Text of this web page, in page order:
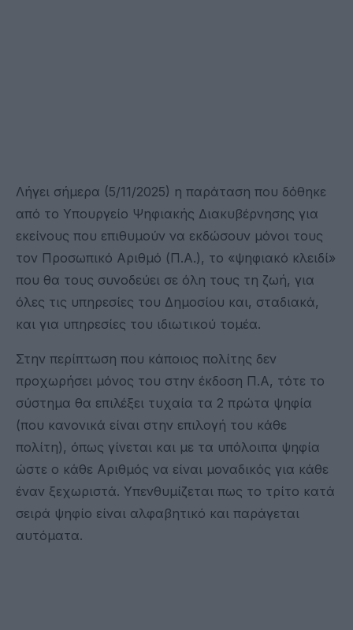
Λήγει σήμερα (5/11/2025) η παράταση που δόθηκε
από το Υπουργείο Ψηφιακής Διακυβέρνησης για
εκείνους που επιθυμούν να εκδώσουν μόνοι τους
τον Προσωπικό Αριθμό (Π.Α.), το «ψηφιακό κλειδί»
που θα τους συνοδεύει σε όλη τους τη ζωή, για
όλες τις υπηρεσίες του Δημοσίου και, σταδιακά,
και για υπηρεσίες του ιδιωτικού τομέα.
Στην περίπτωση που κάποιος πολίτης δεν
προχωρήσει μόνος του στην έκδοση Π.Α, τότε το
σύστημα θα επιλέξει τυχαία τα 2 πρώτα ψηφία
(που κανονικά είναι στην επιλογή του κάθε
πολίτη), όπως γίνεται και με τα υπόλοιπα ψηφία
ώστε ο κάθε Αριθμός να είναι μοναδικός για κάθε
έναν ξεχωριστά. Υπενθυμίζεται πως το τρίτο κατά
σειρά ψηφίο είναι αλφαβητικό και παράγεται
αυτόματα.